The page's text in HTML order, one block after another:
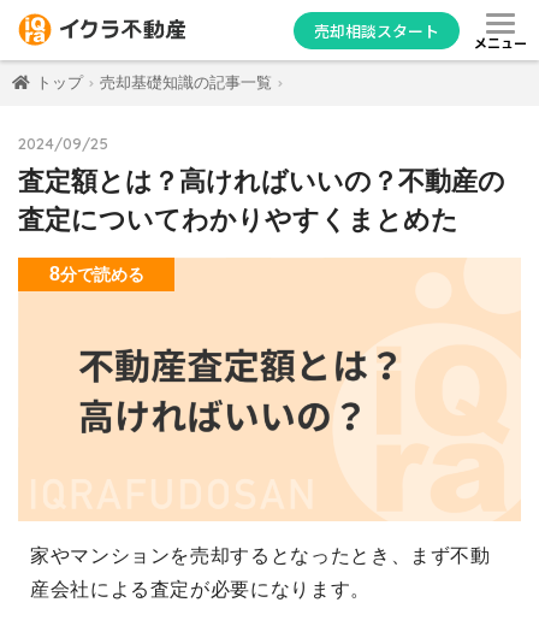
売却相談スタート
メニュー
トップ 売却基礎知識の記事一覧
2024/09/25
査定額とは？高ければいいの？不動産の
査定についてわかりやすくまとめた
8分で読める
家やマンションを売却するとなったとき、まず不動
産会社による査定が必要になります。